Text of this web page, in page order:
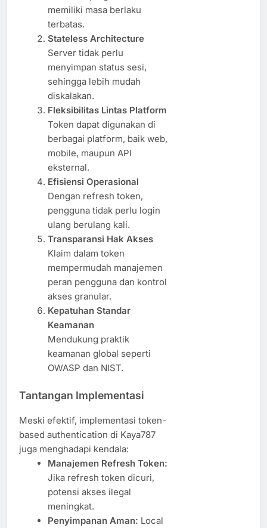
memiliki masa berlaku
terbatas.
Stateless Architecture
Server tidak perlu
menyimpan status sesi,
sehingga lebih mudah
diskalakan.
Fleksibilitas Lintas Platform
Token dapat digunakan di
berbagai platform, baik web,
mobile, maupun API
eksternal.
Efisiensi Operasional
Dengan refresh token,
pengguna tidak perlu login
ulang berulang kali.
Transparansi Hak Akses
Klaim dalam token
mempermudah manajemen
peran pengguna dan kontrol
akses granular.
Kepatuhan Standar
Keamanan
Mendukung praktik
keamanan global seperti
OWASP dan NIST.
Tantangan Implementasi
Meski efektif, implementasi token-
based authentication di Kaya787
juga menghadapi kendala:
Manajemen Refresh Token:
Jika refresh token dicuri,
potensi akses ilegal
meningkat.
Penyimpanan Aman: Local